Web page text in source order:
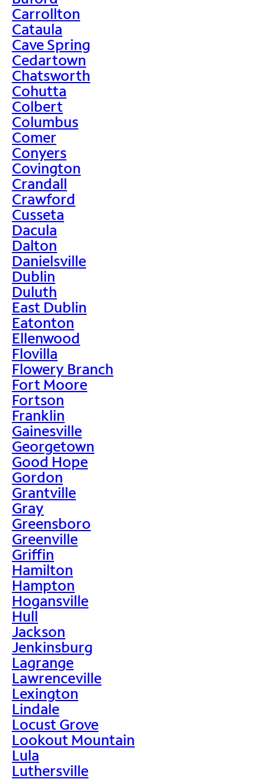
Carrollton
Cataula
Cave Spring
Cedartown
Chatsworth
Cohutta
Colbert
Columbus
Comer
Conyers
Covington
Crandall
Crawford
Cusseta
Dacula
Dalton
Danielsville
Dublin
Duluth
East Dublin
Eatonton
Ellenwood
Flovilla
Flowery Branch
Fort Moore
Fortson
Franklin
Gainesville
Georgetown
Good Hope
Gordon
Grantville
Gray
Greensboro
Greenville
Griffin
Hamilton
Hampton
Hogansville
Hull
Jackson
Jenkinsburg
Lagrange
Lawrenceville
Lexington
Lindale
Locust Grove
Lookout Mountain
Lula
Luthersville